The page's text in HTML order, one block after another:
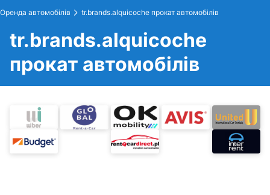
Оренда автомобілів tr.brands.alquicoche прокат автомобілів
tr.brands.alquicoche
прокат автомобілів